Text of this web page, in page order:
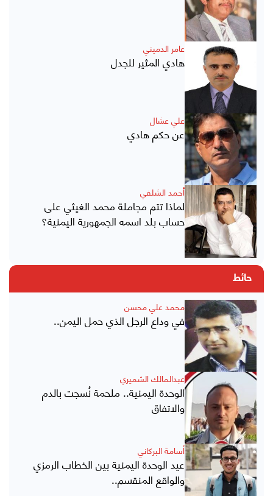
عامر الدميني
هادي المثير للجدل
علي عشال
عن حكم هادي
أحمد الشلفي
لماذا تتم مجاملة محمد الغيثي على
حساب بلد اسمه الجمهورية اليمنية؟
حائط
محمد علي محسن
في وداع الرجل الذي حمل اليمن..
عبدالمالك الشميري
الوحدة اليمنية.. ملحمة نُسجت بالدم
والاتفاق
أسامة البركاني
عيد الوحدة اليمنية بين الخطاب الرمزي
والواقع المنقسم..